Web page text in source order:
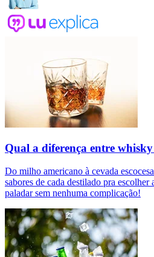
Qual a diferença entre
Do milho americano à cevada
sabores de cada destilado pra escolher
paladar sem nenhuma complicação!